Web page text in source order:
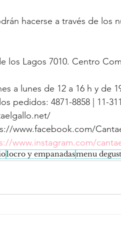
hacerse a través de los
los Lagos 7010. Centro
a lunes de 12 a 16 h y de
pedidos: 4871-8858 | 11-
www.facebook.com/
www.instagram.com/
locro y empanadasmenu